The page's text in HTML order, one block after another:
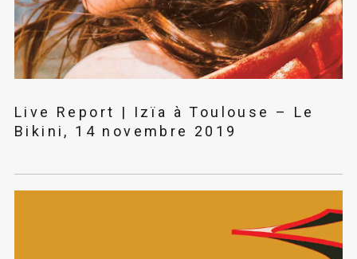
Live Report | Izïa à Toulouse – Le
Bikini, 14 novembre 2019